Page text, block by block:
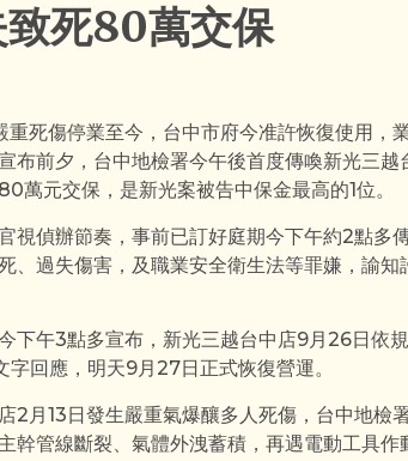
死80萬交保
重死傷停業至今，台中市府今准許恢復使用，
布前夕，台中地檢署今午後首度傳喚新光三
萬元交保，是新光案被告中保金最高的1位。
視偵辦節奏，事前已訂好庭期今下午約2點多
、過失傷害，及職業安全衛生法等罪嫌，諭
下午3點多宣布，新光三越台中店9月26日依
字回應，明天9月27日正式恢復營運。
2月13日發生嚴重氣爆釀多人死傷，台中地檢
幹管線斷裂、氣體外洩蓄積，再遇電動工具作